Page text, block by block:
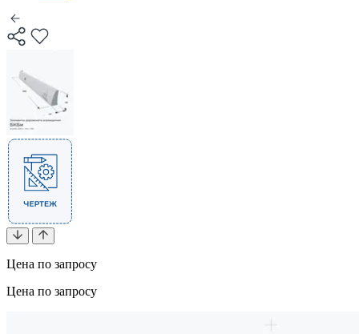
Цена по запросу
Цена по запросу